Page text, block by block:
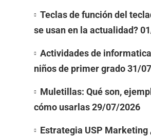
Teclas de función del
se usan en la actualidad?
Actividades de
niños de primer grado 31/
Muletillas: Qué son,
cómo usarlas 29/07/2026
Estrategia USP Marketing